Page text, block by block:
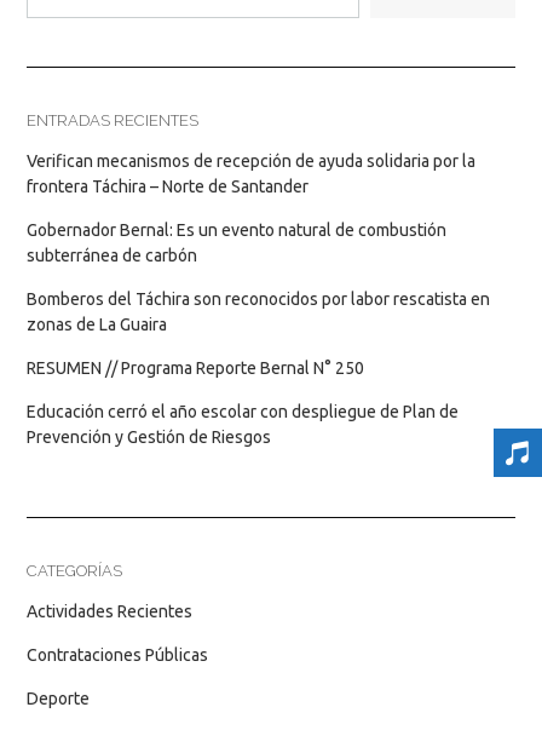
ENTRADAS RECIENTES
Verifican mecanismos de recepción de ayuda solidaria por la
frontera Táchira – Norte de Santander
Gobernador Bernal: Es un evento natural de combustión
subterránea de carbón
Bomberos del Táchira son reconocidos por labor rescatista en
zonas de La Guaira
RESUMEN // Programa Reporte Bernal N° 250
Educación cerró el año escolar con despliegue de Plan de
Prevención y Gestión de Riesgos
CATEGORÍAS
Actividades Recientes
Contrataciones Públicas
Deporte